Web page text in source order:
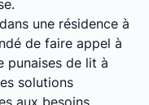
une résidence à
de faire appel à
punaises de lit à
solutions
aux besoins